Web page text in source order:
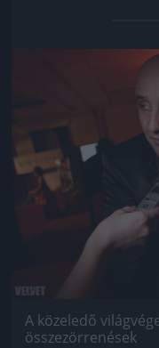
A közeledő
összezörrenések